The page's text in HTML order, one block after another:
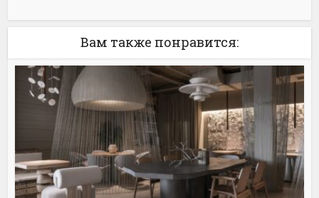
Вам также понравится: